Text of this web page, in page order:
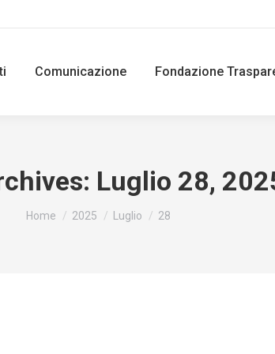
Comunicazione Fondazione
Luglio 28,
You are here:
Home 2025 Luglio 28